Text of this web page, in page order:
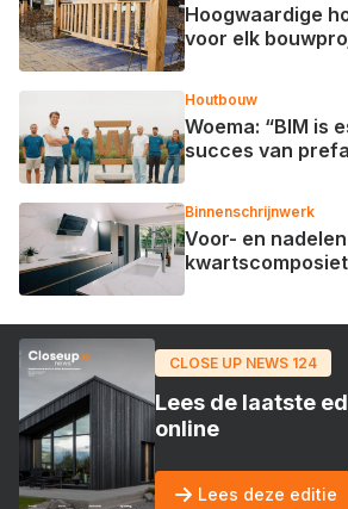
Hoogwaardige
voor elk
Houtbouw
Woema: “BIM is
succes van
Binnenschrijnwerk
Voor- en
CLOSE UP NEWS 124
Lees de laatste
online
Lees deze editie